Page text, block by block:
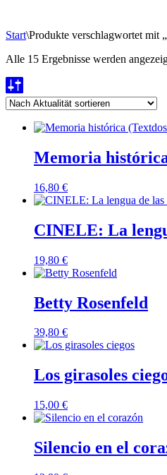
Start\Produkte verschlagwortet mit
Alle 15 Ergebnisse werden
Memoria
16,80 €
CINELE: La
19,80 €
Betty Rosenfeld
39,80 €
Los girasoles
15,00 €
Silencio en el